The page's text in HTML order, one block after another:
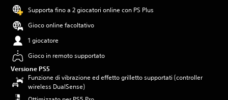
Supporta fino a 2 giocatori online con PS Plus
Gioco online facoltativo
1 giocatore
Gioco in remoto supportato
Versione PS5
Funzione di vibrazione ed effetto grilletto supportati (controller
wireless DualSense)